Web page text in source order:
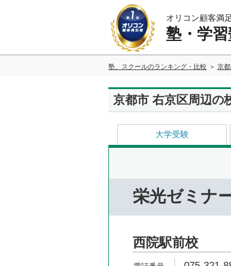
オリコン顧客満
塾・学
塾、スクールのランキング・比較 京
京都市 右京区周辺の
大学受験
栄光ゼミナ
西院駅前校